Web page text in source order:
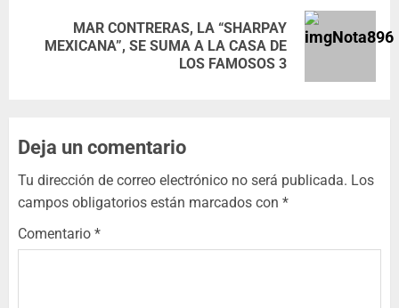
MAR CONTRERAS, LA “SHARPAY
MEXICANA”, SE SUMA A LA CASA DE
LOS FAMOSOS 3
Deja un comentario
Tu dirección de correo electrónico no será publicada. Los
campos obligatorios están marcados con *
Comentario *